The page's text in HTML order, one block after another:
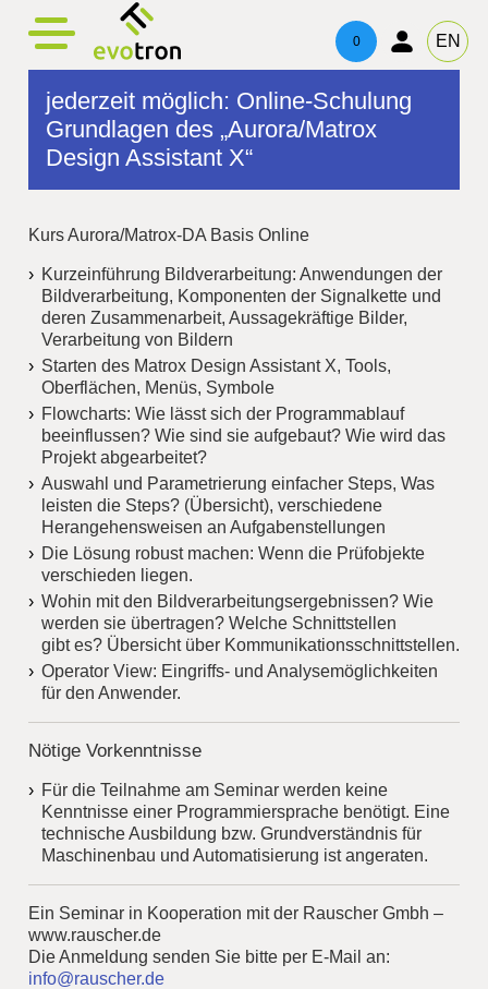
0 EN
jederzeit möglich: Online-Schulung
Grundlagen des „Aurora/Matrox
Design Assistant X“
Kurs Aurora/Matrox-DA Basis Online
Kurzeinführung Bildverarbeitung: Anwendungen der
Bildverarbeitung, Komponenten der Signalkette und
deren Zusammenarbeit, Aussagekräftige Bilder,
Verarbeitung von Bildern
Starten des Matrox Design Assistant X, Tools,
Oberflächen, Menüs, Symbole
Flowcharts: Wie lässt sich der Programmablauf
beeinflussen? Wie sind sie aufgebaut? Wie wird das
Projekt abgearbeitet?
Auswahl und Parametrierung einfacher Steps, Was
leisten die Steps? (Übersicht), verschiedene
Herangehensweisen an Aufgabenstellungen
Die Lösung robust machen: Wenn die Prüfobjekte
verschieden liegen.
Wohin mit den Bildverarbeitungsergebnissen? Wie
werden sie übertragen? Welche Schnittstellen
gibt es? Übersicht über Kommunikationsschnittstellen.
Operator View: Eingriffs- und Analysemöglichkeiten
für den Anwender.
Nötige Vorkenntnisse
Für die Teilnahme am Seminar werden keine
Kenntnisse einer Programmiersprache benötigt. Eine
technische Ausbildung bzw. Grundverständnis für
Maschinenbau und Automatisierung ist angeraten.
Ein Seminar in Kooperation mit der Rauscher Gmbh –
www.rauscher.de
Die Anmeldung senden Sie bitte per E-Mail an:
info@rauscher.de
evotronControl
evotronlight
Vierseitenbeleuchtung
Telezentrische Beleuchtung
Spotbeleuchtung
Flächenlicht
Dreiseitenbeleuchtung
evotronControl
Robot Image Capture Tool
Impressum